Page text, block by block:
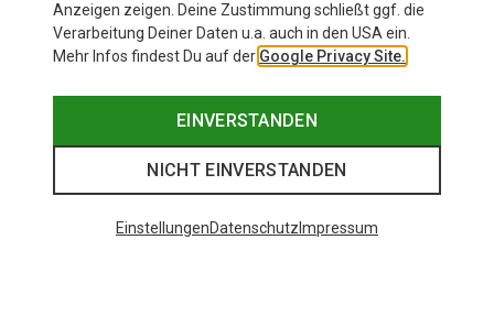
Anzeigen zeigen. Deine Zustimmung schließt ggf. die
Verarbeitung Deiner Daten u.a. auch in den USA ein.
Mehr Infos findest Du auf der Google Privacy Site.
EINVERSTANDEN
NICHT EINVERSTANDEN
EinstellungenDatenschutz Impressum